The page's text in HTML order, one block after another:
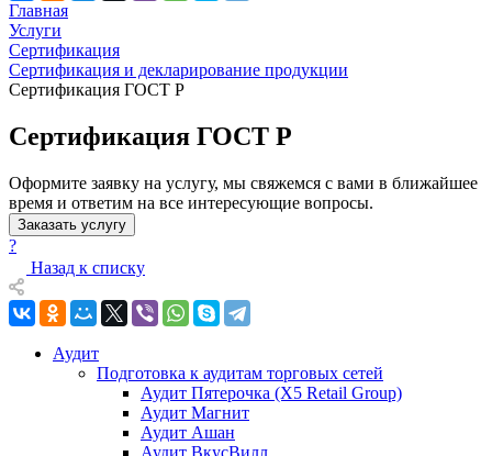
Главная
Услуги
Сертификация
Сертификация и декларирование продукции
Сертификация ГОСТ Р
Сертификация ГОСТ Р
Оформите заявку на услугу, мы свяжемся с вами в ближайшее
время и ответим на все интересующие вопросы.
Заказать услугу
?
Назад к списку
Аудит
Подготовка к аудитам торговых сетей
Аудит Пятерочка (X5 Retail Group)
Аудит Магнит
Аудит Ашан
Аудит ВкусВилл